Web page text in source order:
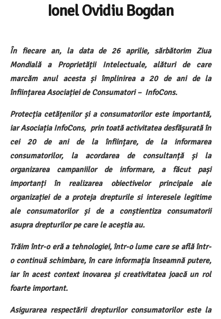
Ionel Ovidiu Bogdan
În fiecare an, la data de 26 aprilie, sărbătorim Ziua
Mondială a Proprietății Intelectuale, alături de care
marcăm anul acesta și împlinirea a 20 de ani de la
înființarea Asociației de Consumatori – InfoCons.
Protecția cetățenilor și a consumatorilor este importantă,
iar Asociația InfoCons, prin toată activitatea desfășurată în
cei 20 de ani de la înființare, de la informarea
consumatorilor, la acordarea de consultanță și la
organizarea campaniilor de informare, a făcut pași
importanți în realizarea obiectivelor principale ale
organizației de a proteja drepturile si interesele legitime
ale consumatorilor și de a conștientiza consumatorii
asupra drepturilor pe care le aceștia au.
Trăim într-o eră a tehnologiei, într-o lume care se află într-
o continuă schimbare, în care informația înseamnă putere,
iar în acest context inovarea și creativitatea joacă un rol
foarte important.
Asigurarea respectării drepturilor consumatorilor este la